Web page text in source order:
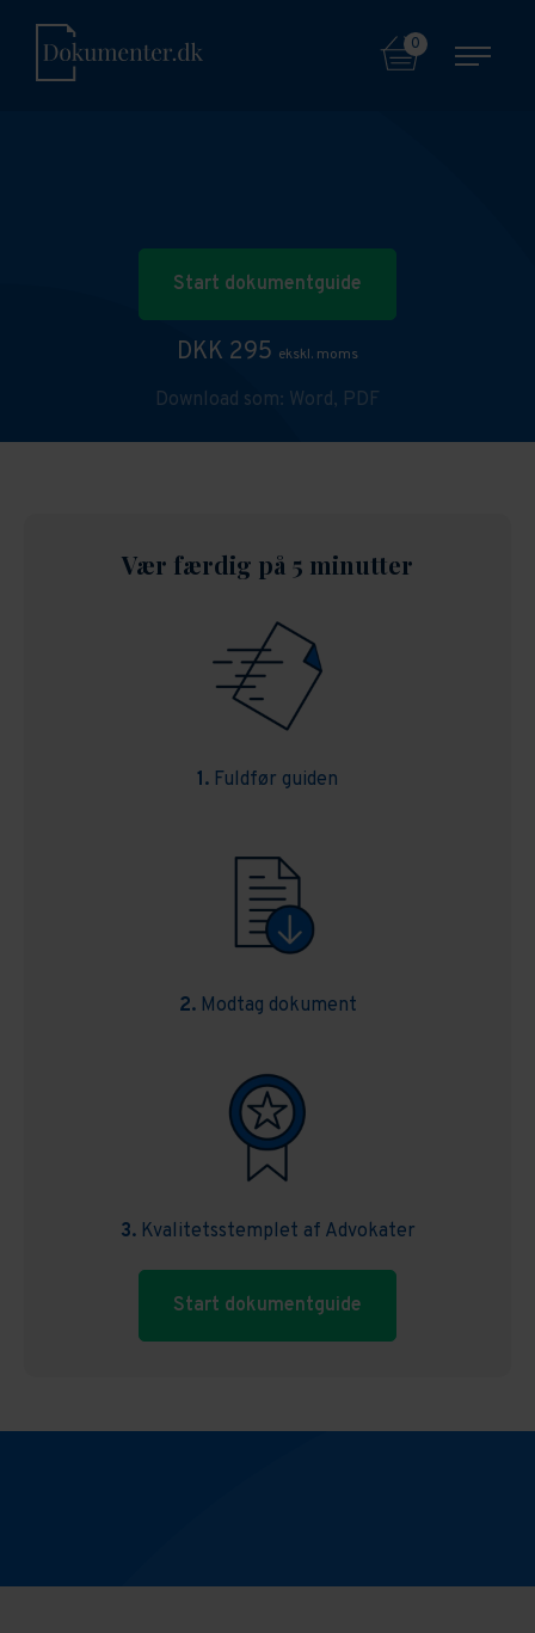
0
Start dokumentguide
DKK 295 ekskl. moms
Download som: Word, PDF
Vær færdig på 5 minutter
1. Fuldfør guiden
2.Modtag dokument
3.Kvalitetsstemplet af Advokater
Start dokumentguide